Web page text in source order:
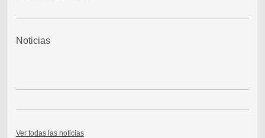
Noticias
Ver todas las noticias